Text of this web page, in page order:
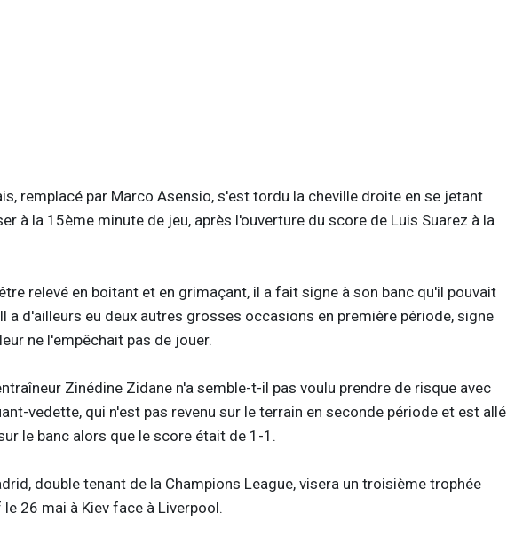
remplacé par Marco Asensio, s'est tordu la cheville droite en se jetant
à la 15ème minute de jeu, après l'ouverture du score de Luis Suarez à la
relevé en boitant et en grimaçant, il a fait signe à son banc qu'il pouvait
a d'ailleurs eu deux autres grosses occasions en première période, signe
ne l'empêchait pas de jouer.
Zinédine Zidane n'a semble-t-il pas voulu prendre de risque avec
vedette, qui n'est pas revenu sur le terrain en seconde période et est allé
le banc alors que le score était de 1-1.
double tenant de la Champions League, visera un troisième trophée
26 mai à Kiev face à Liverpool.